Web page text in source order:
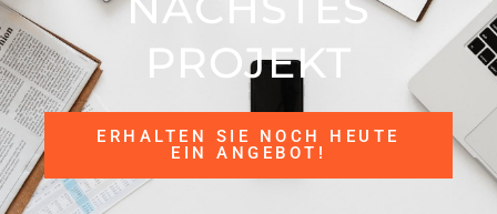
PROJEKT
ERHALTEN SIE NOCH HEUTE
EIN ANGEBOT!